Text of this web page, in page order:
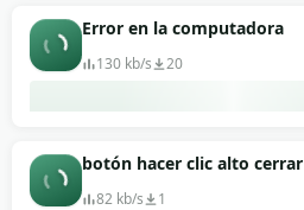
Error en la computadora
130 kb/s 20
botón hacer clic alto cerrar
82 kb/s 1